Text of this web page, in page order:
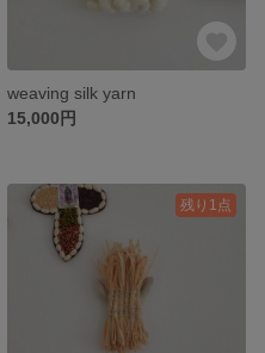
weaving silk yarn
15,000円
残り1点